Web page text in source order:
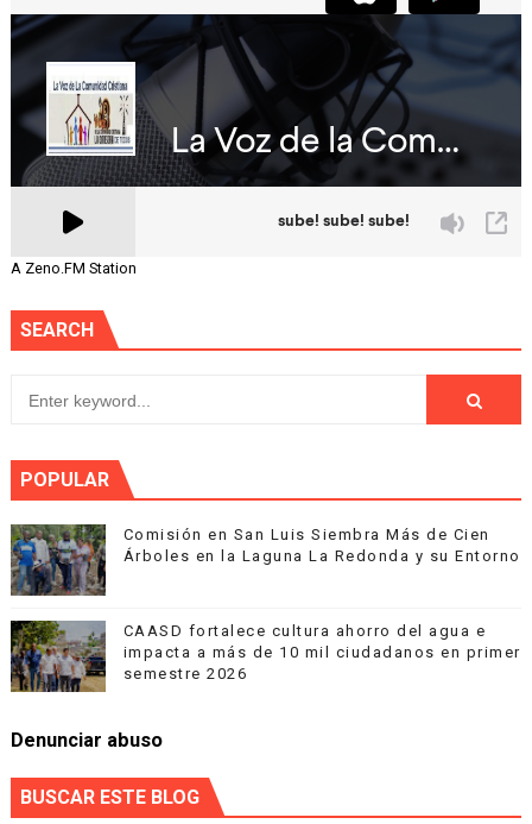
A Zeno.FM Station
SEARCH
POPULAR
Comisión en San Luis Siembra Más de Cien
Árboles en la Laguna La Redonda y su Entorno
CAASD fortalece cultura ahorro del agua e
impacta a más de 10 mil ciudadanos en primer
semestre 2026
Denunciar abuso
BUSCAR ESTE BLOG